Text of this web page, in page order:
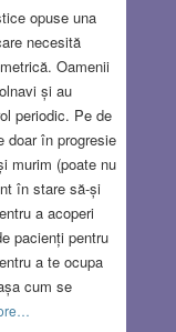
opuse una
necesită
Oamenii
și au
periodic. Pe de
doar în progresie
murim (poate nu
în stare să-și
a acoperi
pacienți pentru
a te ocupa
cum se